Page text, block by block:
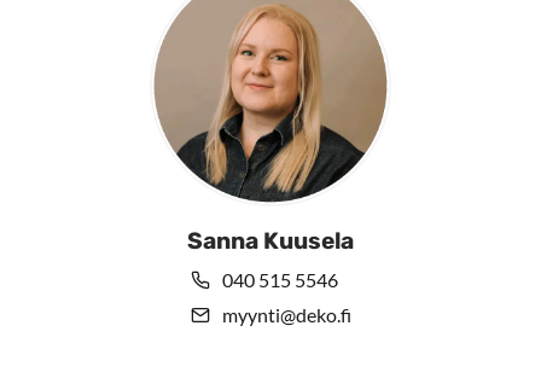
Sanna Kuusela
040 515 5546
myynti@deko.fi